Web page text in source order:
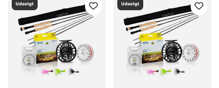
Udsolgt Udsolgt